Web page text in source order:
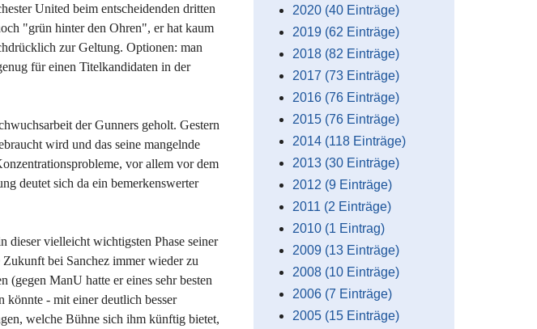
United beim entscheidenden dritten
"grün hinter den Ohren", er hat kaum
zur Geltung. Optionen: man
für einen Titelkandidaten in der
der Gunners geholt. Gestern
wird und das seine mangelnde
vor allem vor dem
deutet sich da ein bemerkenswerter
dieser vielleicht wichtigsten Phase seiner
bei Sanchez immer wieder zu
ManU hatte er eines sehr besten
könnte - mit einer deutlich besser
welche Bühne sich ihm künftig bietet,
2020 (40 Einträge)
2019 (62 Einträge)
2018 (82 Einträge)
2017 (73 Einträge)
2016 (76 Einträge)
2015 (76 Einträge)
2014 (118 Einträge)
2013 (30 Einträge)
2012 (9 Einträge)
2011 (2 Einträge)
2010 (1 Eintrag)
2009 (13 Einträge)
2008 (10 Einträge)
2006 (7 Einträge)
2005 (15 Einträge)